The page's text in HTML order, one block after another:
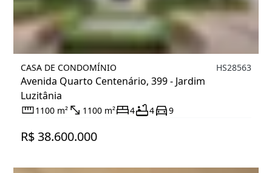
CASA DE CONDOMÍNIO
Avenida Quarto Centenário, 399 - Jardim
Luzitânia
HS28563
1100 m² 1100 m² 4 4 9
R$ 38.600.000